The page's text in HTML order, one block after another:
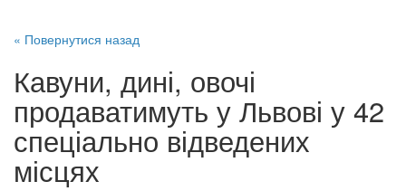
« Повернутися назад
Кавуни, дині, овочі
продаватимуть у Львові у 42
спеціально відведених
місцях